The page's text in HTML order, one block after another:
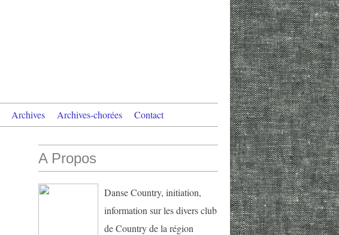
Archives Archives-chorées Contact
A Propos
Danse Country, initiation,
information sur les divers club
de Country de la région